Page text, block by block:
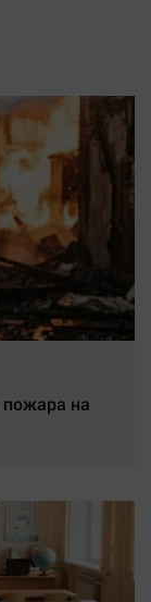
пожара на